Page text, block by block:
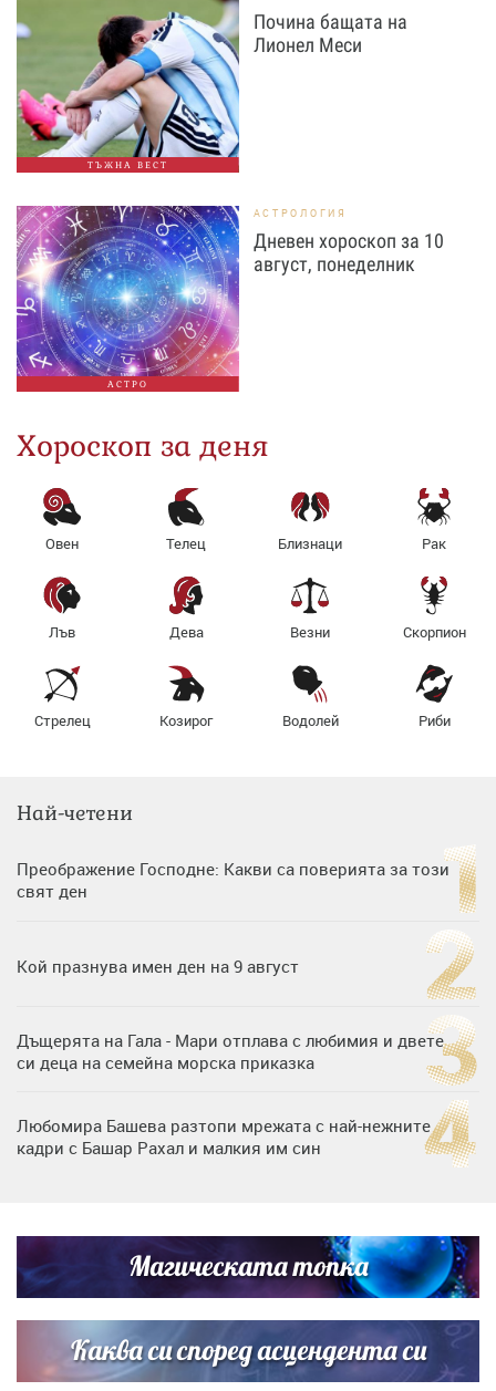
ТЪЖНА ВЕСТ
Почина бащата на
Лионел Меси
АСТРО
АСТРОЛОГИЯ
Дневен хороскоп за 10
август, понеделник
Хороскоп за деня
Овен Телец Близнаци Рак
Лъв Дева Везни Скорпион
Стрелец Козирог Водолей Риби
Най-четени
Преображение Господне: Какви са поверията за този
свят ден
Кой празнува имен ден на 9 август
Дъщерята на Гала - Мари отплава с любимия и двете
си деца на семейна морска приказка
Любомира Башева разтопи мрежата с най-нежните
кадри с Башар Рахал и малкия им син
Димов издадоха своето любимо място
Дъщерята на Тодор Батков вдигна сватба, Стоичков и
Братя Аргирови я изненадаха с песен
Магическата топка
Каква си според асцендента си